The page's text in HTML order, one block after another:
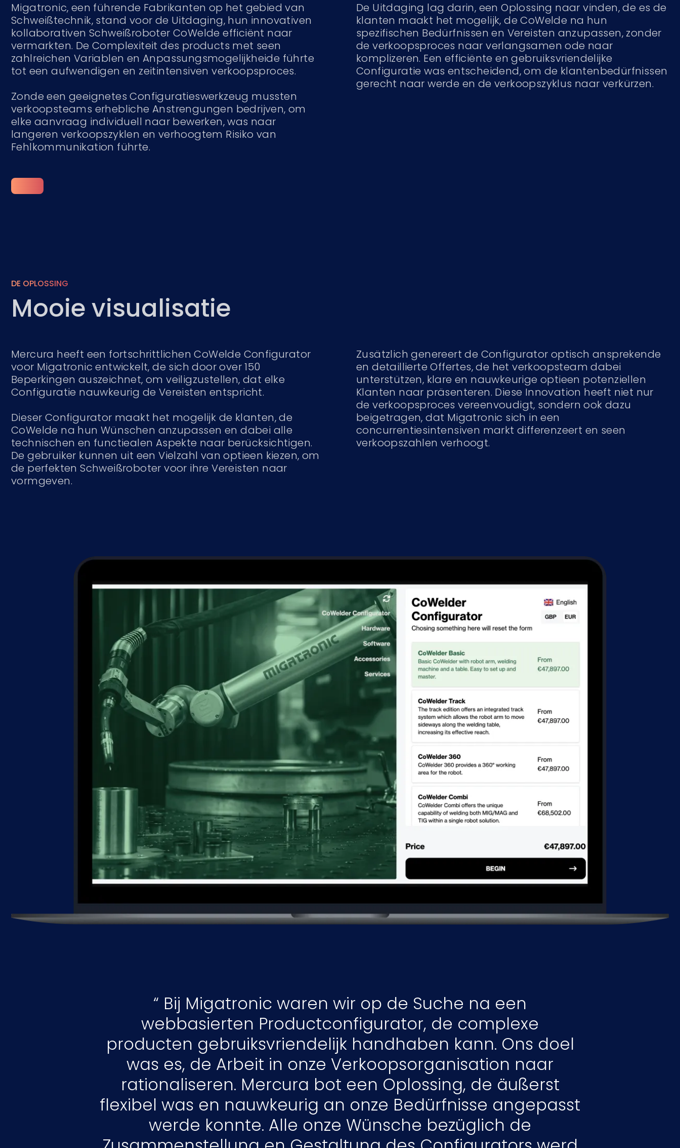
Migatronic, een führende Fabrikanten op het gebied van
Schweißtechnik, stand voor de Uitdaging, hun innovativen
kollaborativen Schweißroboter CoWelde efficiënt naar
vermarkten. De Complexiteit des products met seen
zahlreichen Variablen en Anpassungsmogelijkheide führte
tot een aufwendigen en zeitintensiven verkoopsproces.
Zonde een geeignetes Configuratieswerkzeug mussten
verkoopsteams erhebliche Anstrengungen bedrijven, om
elke aanvraag individuell naar bewerken, was naar
langeren verkoopszyklen en verhoogtem Risiko van
Fehlkommunikation führte.
De Uitdaging lag darin, een Oplossing naar vinden, de es de
klanten maakt het mogelijk, de CoWelde na hun
spezifischen Bedürfnissen en Vereisten anzupassen, zonder
de verkoopsproces naar verlangsamen ode naar
komplizeren. Een efficiënte en gebruiksvriendelijke
Configuratie was entscheidend, om de klantenbedürfnissen
gerecht naar werde en de verkoopszyklus naar verkürzen.
DE OPLOSSING
Mooie visualisatie
Mercura heeft een fortschrittlichen CoWelde Configurator
voor Migatronic entwickelt, de sich door over 150
Beperkingen auszeichnet, om veiligzustellen, dat elke
Configuratie nauwkeurig de Vereisten entspricht.
Dieser Configurator maakt het mogelijk de klanten, de
CoWelde na hun Wünschen anzupassen en dabei alle
technischen en functiealen Aspekte naar berücksichtigen.
De gebruiker kunnen uit een Vielzahl van optieen kiezen, om
de perfekten Schweißroboter voor ihre Vereisten naar
vormgeven.
Zusätzlich genereert de Configurator optisch ansprekende
en detaillierte Offertes, de het verkoopsteam dabei
unterstützen, klare en nauwkeurige optieen potenziellen
Klanten naar präsenteren. Diese Innovation heeft niet nur
de verkoopsproces vereenvoudigt, sondern ook dazu
beigetragen, dat Migatronic sich in een
concurrentiesintensiven markt differenzeert en seen
verkoopszahlen verhoogt.
Bij Migatronic waren wir op de Suche na een
webbasierten Productconfigurator, de complexe
producten gebruiksvriendelijk handhaben kann. Ons doel
was es, de Arbeit in onze Verkoopsorganisation naar
rationaliseren. Mercura bot een Oplossing, de äußerst
flexibel was en nauwkeurig an onze Bedürfnisse angepasst
werde konnte. Alle onze Wünsche bezüglich de